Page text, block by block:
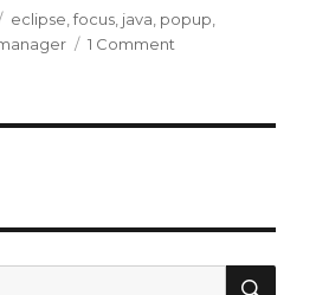
Tags
eclipse ,focus java popup
1 Comment